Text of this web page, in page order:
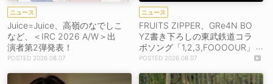
ニュース
Juice=Juice、高嶺のなでしこ
など、＜IRC 2026 A/W＞出
演者第2弾発表！
2026.08.07
ニュース
FRUITS ZIPPER、GRe4N BO
YZ書き下ろしの東武鉄道コラ
ボソング「1,2,3,FOOOOUR」
をリリース＆MV公開！
2026.08.07